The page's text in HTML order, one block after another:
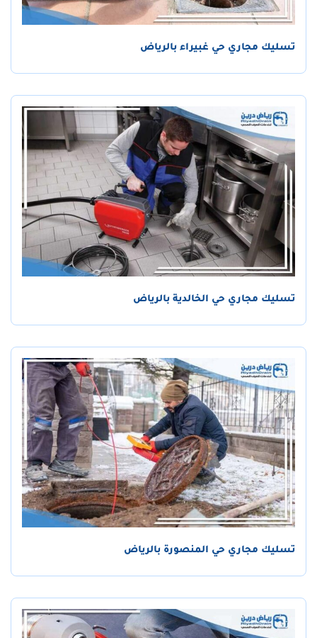
تسليك مجاري حي غبيراء بالرياض
تسليك مجاري حي الخالدية بالرياض
تسليك مجاري حي المنصورة بالرياض